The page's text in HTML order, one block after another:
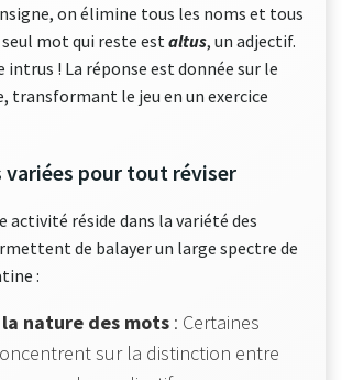
on élimine tous les noms et tous
seul mot qui reste est altus, un adjectif.
intrus ! La réponse est donnée sur le
transformant le jeu en un exercice
variées pour tout réviser
activité réside dans la variété des
de balayer un large spectre de
:
nature des mots : Certaines
sur la distinction entre